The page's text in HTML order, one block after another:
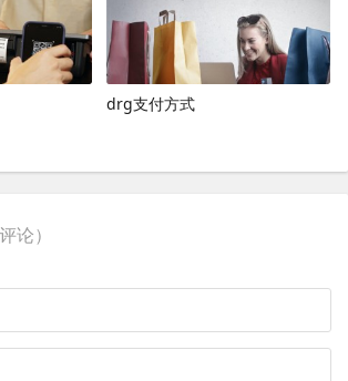
密码时请谨慎，确保密码正确且未泄露
码，可通过支付应用的找回密码功能进
drg支付方式
论）